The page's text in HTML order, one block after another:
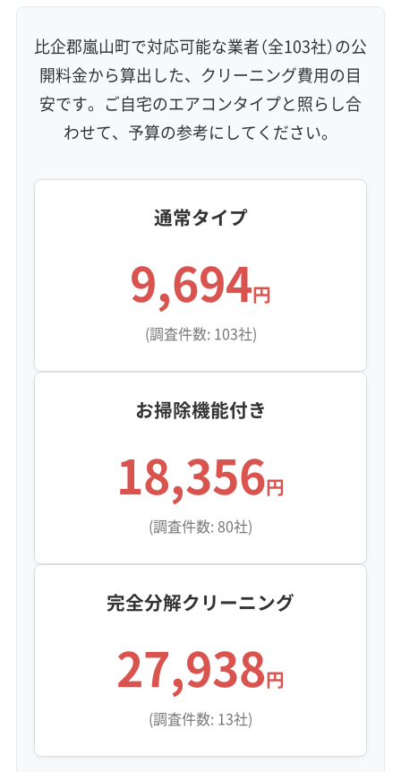
比企郡嵐山町で対応可能な業者（全103社）の公
開料金から算出した、クリーニング費用の目
安です。ご自宅のエアコンタイプと照らし合
わせて、予算の参考にしてください。
通常タイプ
9,694円
(調査件数: 103社)
お掃除機能付き
18,356円
(調査件数: 80社)
完全分解クリーニング
27,938円
(調査件数: 13社)